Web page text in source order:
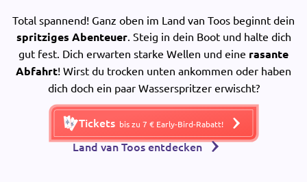
Total spannend! Ganz oben im Land van Toos beginnt dein
spritziges Abenteuer. Steig in dein Boot und halte dich
gut fest. Dich erwarten starke Wellen und eine rasante
Abfahrt! Wirst du trocken unten ankommen oder haben
dich doch ein paar Wasserspritzer erwischt?
Tickets bis zu 7 € Early-Bird-Rabatt!
Land van Toos entdecken